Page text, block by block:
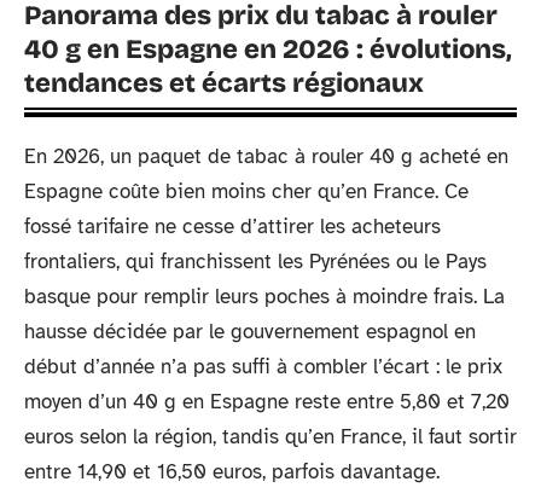
Panorama des prix du tabac à rouler
40 g en Espagne en 2026 : évolutions,
tendances et écarts régionaux
En 2026, un paquet de tabac à rouler 40 g acheté en
Espagne coûte bien moins cher qu’en France. Ce
fossé tarifaire ne cesse d’attirer les acheteurs
frontaliers, qui franchissent les Pyrénées ou le Pays
basque pour remplir leurs poches à moindre frais. La
hausse décidée par le gouvernement espagnol en
début d’année n’a pas suffi à combler l’écart : le prix
moyen d’un 40 g en Espagne reste entre 5,80 et 7,20
euros selon la région, tandis qu’en France, il faut sortir
entre 14,90 et 16,50 euros, parfois davantage.